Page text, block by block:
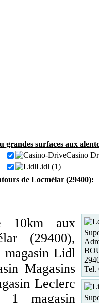
grandes surfaces aux
Casino
Lidl (1)
de Locmélar (29400):
10km aux
(29400),
magasin Lidl
Magasins
Leclerc
1 magasin
Tel.